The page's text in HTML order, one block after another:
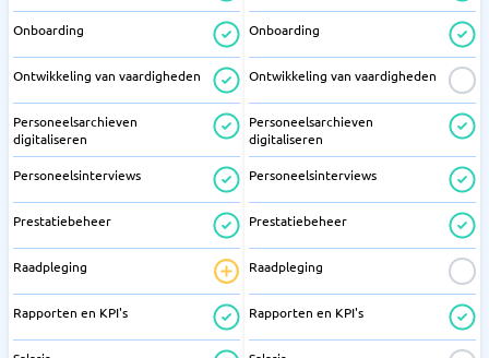
Onboarding
Ontwikkeling van vaardigheden
Personeelsarchieven
digitaliseren
Personeelsinterviews
Prestatiebeheer
Raadpleging
Rapporten en KPI's
Onboarding
Ontwikkeling van vaardigheden
Personeelsarchieven
digitaliseren
Personeelsinterviews
Prestatiebeheer
Raadpleging
Rapporten en KPI's